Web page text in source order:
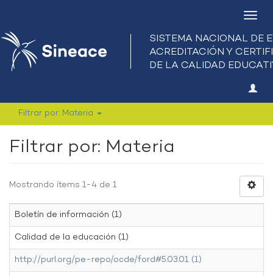
Filtrar por: Materia
Filtrar por: Materia
Mostrando ítems 1-4 de 1
Boletín de información (1)
Calidad de la educación (1)
http://purl.org/pe-repo/ocde/ford#5.03.01 (1)